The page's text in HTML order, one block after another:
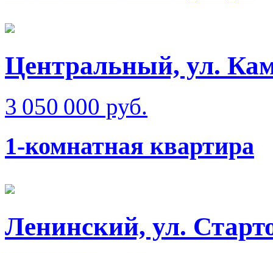
Центральный, ул.
3 050 000 руб.
1-комнатная квартира
Ленинский, ул.